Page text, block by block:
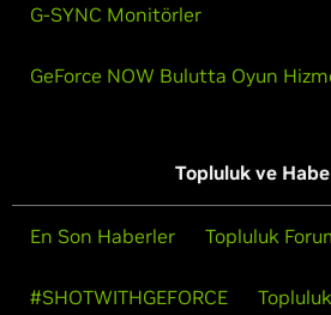
G-SYNC Monitörler
GeForce NOW Bulutta Oyun
Topluluk ve
En Son Haberler Topluluk
#SHOTWITHGEFORCE